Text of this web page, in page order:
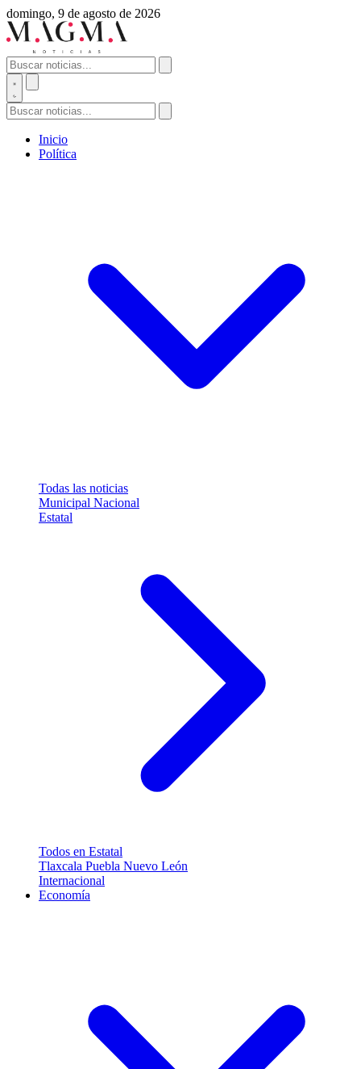
domingo, 9 de agosto de 2026
Inicio
Política
Todas las noticias
Municipal Nacional
Estatal
Todos en Estatal
Tlaxcala Puebla Nuevo León
Internacional
Economía